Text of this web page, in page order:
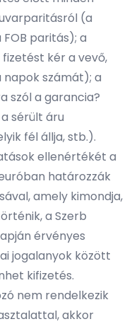
(a
paritás); a
kér a vevő,
számát); a
szól a garancia?
sérült áru
fél állja, stb.).
ellenértékét a
határozzák
amely kimondja,
a Szerb
érvényes
jogalanyok között
kifizetés.
nem rendelkezik
akkor